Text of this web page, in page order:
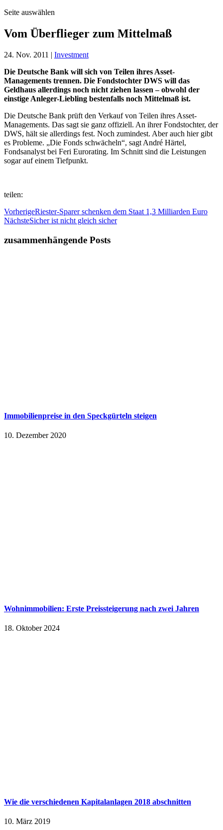
Seite auswählen
Vom Überflieger zum Mittelmaß
24. Nov. 2011 | Investment
Die Deutsche Bank will sich von Teilen ihres Asset-
Managements trennen. Die Fondstochter DWS will das
Geldhaus allerdings noch nicht ziehen lassen – obwohl der
einstige Anleger-Liebling bestenfalls noch Mittelmaß ist.
Die Deutsche Bank prüft den Verkauf von Teilen ihres Asset-
Managements. Das sagt sie ganz offiziell. An ihrer Fondstochter, der
DWS, hält sie allerdings fest. Noch zumindest. Aber auch hier gibt
es Probleme. „Die Fonds schwächeln“, sagt André Härtel,
Fondsanalyst bei Feri Eurorating. Im Schnitt sind die Leistungen
sogar auf einem Tiefpunkt.
teilen:
VorherigeRiester-Sparer schenken dem Staat 1,3 Milliarden Euro
NächsteSicher ist nicht gleich sicher
zusammenhängende Posts
Immobilienpreise in den Speckgürteln steigen
10. Dezember 2020
Wohnimmobilien: Erste Preissteigerung nach zwei Jahren
18. Oktober 2024
Wie die verschiedenen Kapitalanlagen 2018 abschnitten
10. März 2019